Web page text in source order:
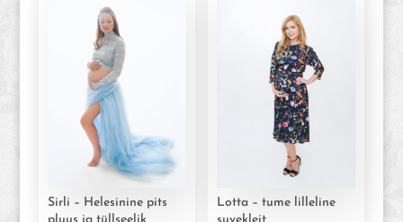
Sirli – Helesinine pits
Lotta – tume lilleline